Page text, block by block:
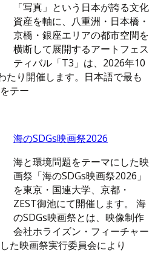
「写真」という日本が誇る文化
資産を軸に、八重洲・日本橋・
京橋・銀座エリアの都市空間を
横断して展開するアートフェス
ティバル「T3」は、2026年10
たり開催します。日本語で最も
テー
海のSDGs映画祭2026
海と環境問題をテーマにした映
画祭「海のSDGs映画祭2026」
を東京・国連大学、京都・
ZEST御池にて開催します。 海
のSDGs映画祭とは、映像制作
会社ホライズン・フィーチャー
た映画祭実行委員会により